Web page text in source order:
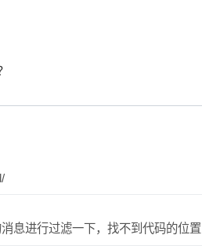
息进行过滤一下，找不到代码的位置